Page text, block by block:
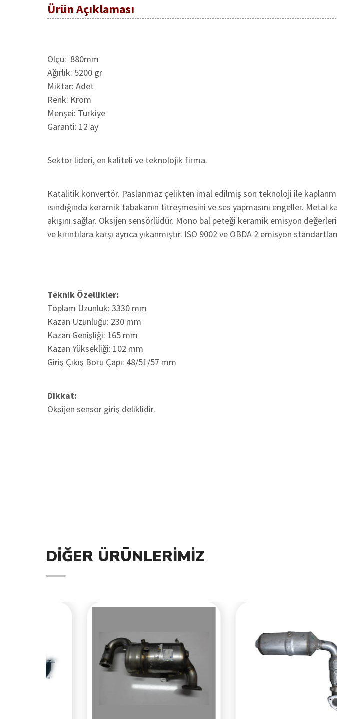
Ürün Açıklaması
Ölçü: 880mm
Ağırlık: 5200 gr
Miktar: Adet
Renk: Krom
Menşei: Türkiye
Garanti: 12 ay
Sektör lideri, en kaliteli ve teknolojik firma.
Katalitik konvertör. Paslanmaz çelikten imal edilmiş son teknoloji ile
ısındığında keramik tabakanın titreşmesini ve ses yapmasını engeller. Metal
akışını sağlar. Oksijen sensörlüdür. Mono bal peteği keramik emisyon
ve kırıntılara karşı ayrıca yıkanmıştır. ISO 9002 ve OBDA 2 emisyon
Teknik Özellikler:
Toplam Uzunluk: 3330 mm
Kazan Uzunluğu: 230 mm
Kazan Genişliği: 165 mm
Kazan Yüksekliği: 102 mm
Giriş Çıkış Boru Çapı: 48/51/57 mm
Dikkat:
Oksijen sensör giriş deliklidir.
DIĞER ÜRÜNLERIMIZ